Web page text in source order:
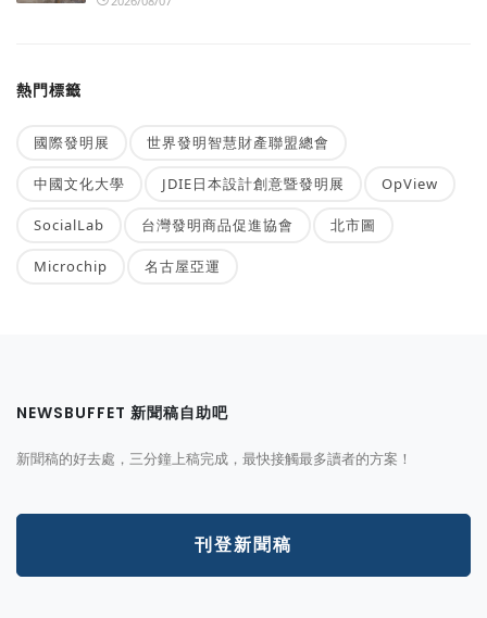
熱門標籤
國際發明展 世界發明智慧財產聯盟總會
中國文化大學 JDIE日本設計創意暨發明展 OpView
SocialLab 台灣發明商品促進協會 北市圖
Microchip 名古屋亞運
NEWSBUFFET 新聞稿自助吧
新聞稿的好去處，三分鐘上稿完成，最快接觸最多讀者的方案！
刊登新聞稿